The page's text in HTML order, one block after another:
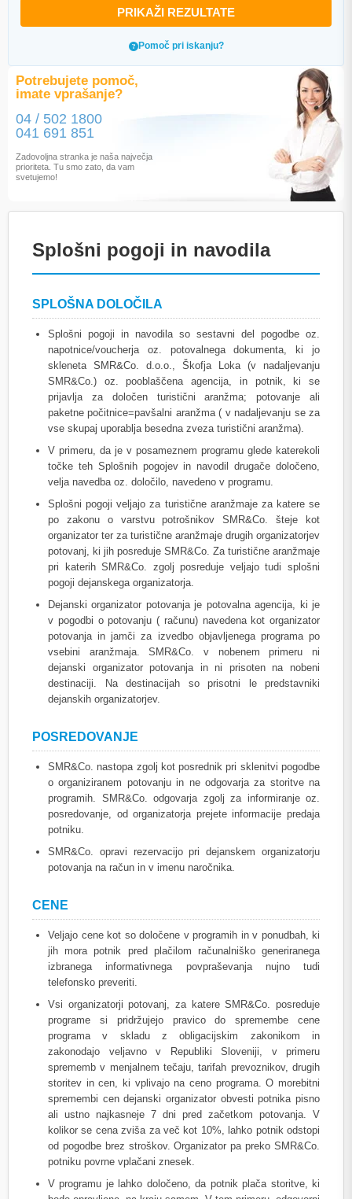
PRIKAŽI REZULTATE
Pomoč pri iskanju?
Potrebujete pomoč,
imate vprašanje?
04 / 502 1800
041 691 851
Zadovoljna stranka je naša največja
prioriteta. Tu smo zato, da vam
svetujemo!
Splošni pogoji in navodila
SPLOŠNA DOLOČILA
Splošni pogoji in navodila so sestavni del pogodbe oz.
napotnice/voucherja oz. potovalnega dokumenta, ki jo
skleneta SMR&Co. d.o.o., Škofja Loka (v nadaljevanju
SMR&Co.) oz. pooblaščena agencija, in potnik, ki se
prijavlja za določen turistični aranžma; potovanje ali
paketne počitnice=pavšalni aranžma ( v nadaljevanju se za
vse skupaj uporablja besedna zveza turistični aranžma).
V primeru, da je v posameznem programu glede katerekoli
točke teh Splošnih pogojev in navodil drugače določeno,
velja navedba oz. določilo, navedeno v programu.
Splošni pogoji veljajo za turistične aranžmaje za katere se
po zakonu o varstvu potrošnikov SMR&Co. šteje kot
organizator ter za turistične aranžmaje drugih organizatorjev
potovanj, ki jih posreduje SMR&Co. Za turistične aranžmaje
pri katerih SMR&Co. zgolj posreduje veljajo tudi splošni
pogoji dejanskega organizatorja.
Dejanski organizator potovanja je potovalna agencija, ki je
v pogodbi o potovanju ( računu) navedena kot organizator
potovanja in jamči za izvedbo objavljenega programa po
vsebini aranžmaja. SMR&Co. v nobenem primeru ni
dejanski organizator potovanja in ni prisoten na nobeni
destinaciji. Na destinacijah so prisotni le predstavniki
dejanskih organizatorjev.
POSREDOVANJE
SMR&Co. nastopa zgolj kot posrednik pri sklenitvi pogodbe
o organiziranem potovanju in ne odgovarja za storitve na
programih. SMR&Co. odgovarja zgolj za informiranje oz.
posredovanje, od organizatorja prejete informacije predaja
potniku.
SMR&Co. opravi rezervacijo pri dejanskem organizatorju
potovanja na račun in v imenu naročnika.
CENE
Veljajo cene kot so določene v programih in v ponudbah, ki
jih mora potnik pred plačilom računalniško generiranega
izbranega informativnega povpraševanja nujno tudi
telefonsko preveriti.
Vsi organizatorji potovanj, za katere SMR&Co. posreduje
programe si pridržujejo pravico do spremembe cene
programa v skladu z obligacijskim zakonikom in
zakonodajo veljavno v Republiki Sloveniji, v primeru
sprememb v menjalnem tečaju, tarifah prevoznikov, drugih
storitev in cen, ki vplivajo na ceno programa. O morebitni
spremembi cen dejanski organizator obvesti potnika pisno
ali ustno najkasneje 7 dni pred začetkom potovanja. V
kolikor se cena zviša za več kot 10%, lahko potnik odstopi
od pogodbe brez stroškov. Organizator pa preko SMR&Co.
potniku povrne vplačani znesek.
V programu je lahko določeno, da potnik plača storitve, ki